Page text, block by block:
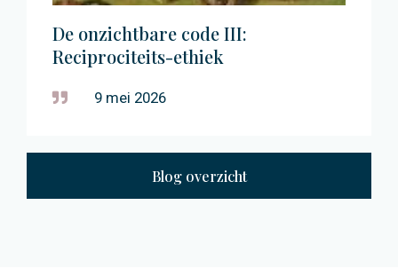
De onzichtbare code III:
Reciprociteits-ethiek
9 mei 2026
Blog overzicht